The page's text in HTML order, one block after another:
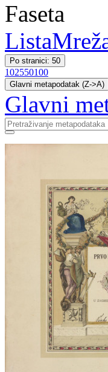
Faseta
Lista
Po stranici: 50
102550100
Glavni metapodatak (Z->A)
Glavni